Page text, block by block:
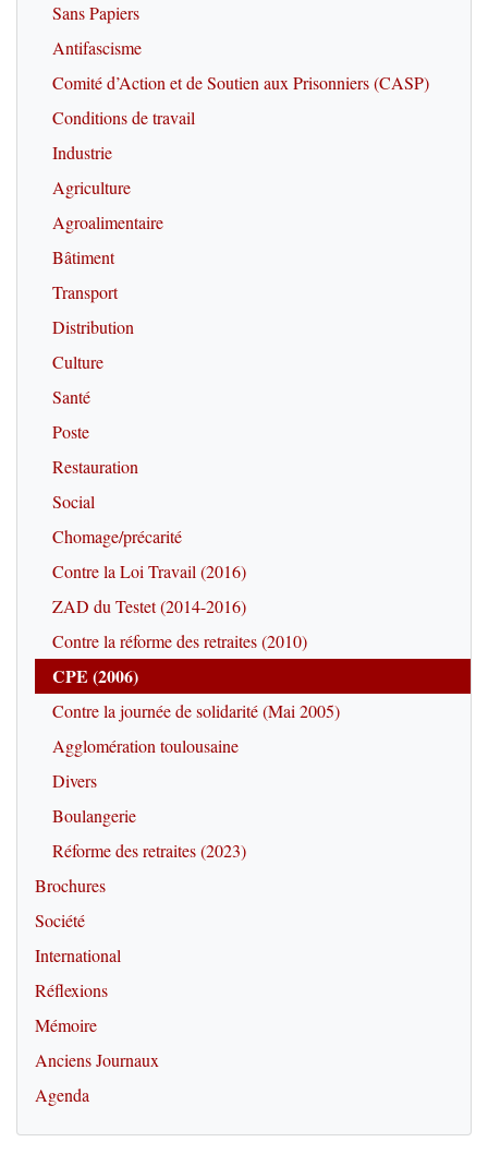
Sans Papiers
Antifascisme
Comité d’Action et de Soutien aux Prisonniers (CASP)
Conditions de travail
Industrie
Agriculture
Agroalimentaire
Bâtiment
Transport
Distribution
Culture
Santé
Poste
Restauration
Social
Chomage/précarité
Contre la Loi Travail (2016)
ZAD du Testet (2014-2016)
Contre la réforme des retraites (2010)
CPE (2006)
Contre la journée de solidarité (Mai 2005)
Agglomération toulousaine
Divers
Boulangerie
Réforme des retraites (2023)
Brochures
Société
International
Réflexions
Mémoire
Anciens Journaux
Agenda